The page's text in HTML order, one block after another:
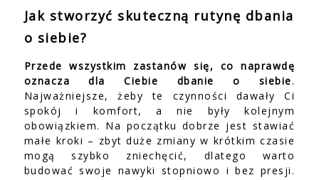
Jak stworzyć skuteczną rutynę dbania
o siebie?
Przede wszystkim zastanów się, co naprawdę
oznacza dla Ciebie dbanie o siebie.
Najważniejsze, żeby te czynności dawały Ci
spokój i komfort, a nie były kolejnym
obowiązkiem. Na początku dobrze jest stawiać
małe kroki – zbyt duże zmiany w krótkim czasie
mogą szybko zniechęcić, dlatego warto
budować swoje nawyki stopniowo i bez presji.